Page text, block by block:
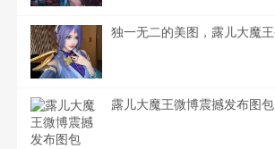
露儿大魔王微博震撼发布图包